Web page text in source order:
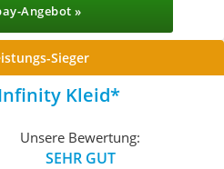
Angebot »
Sieger
Kleid
Unsere Bewertung:
SEHR GUT